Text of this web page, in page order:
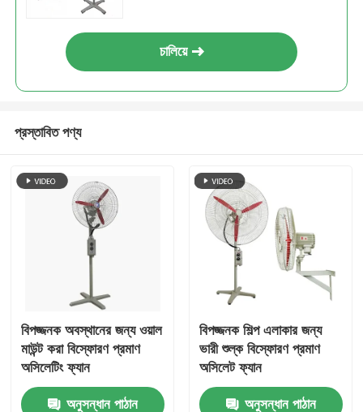
চালিয়ে
প্রস্তাবিত পণ্য
বিপজ্জনক অবস্থানের জন্য ওয়াল
মাউন্ট করা বিস্ফোরণ প্রমাণ
অসিলেটিং ফ্যান
অনুসন্ধান পাঠান
বিপজ্জনক শিল্প এলাকার জন্য
ভারী শুল্ক বিস্ফোরণ প্রমাণ
অসিলেট ফ্যান
অনুসন্ধান পাঠান